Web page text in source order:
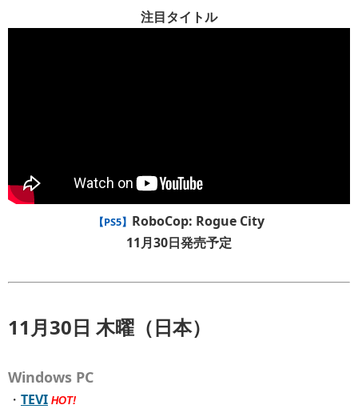
注目タイトル
【PS5】 RoboCop: Rogue City
11月30日発売予定
11月30日 木曜（日本）
Windows PC
・ TEVI HOT!